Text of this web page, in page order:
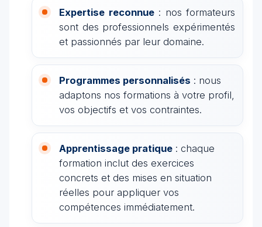
Expertise reconnue: nos formateurs
sont des professionnels expérimentés
et passionnés par leur domaine.
Programmes personnalisés : nous
adaptons nos formations à votre profil,
vos objectifs et vos contraintes.
Apprentissage pratique : chaque
formation inclut des exercices
concrets et des mises en situation
réelles pour appliquer vos
compétences immédiatement.